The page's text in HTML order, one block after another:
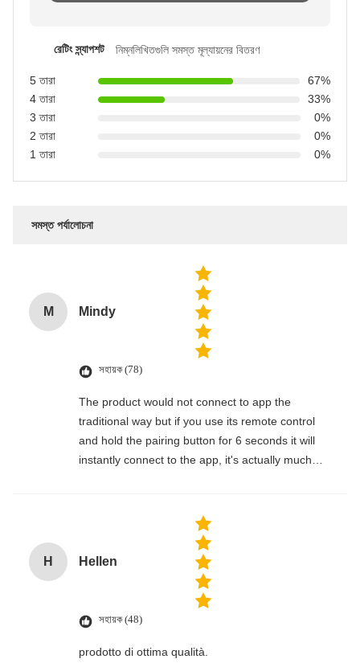
রেটিং স্ন্যাপশট নিম্নলিখিতগুলি সমস্ত মূল্যায়নের বিতরণ
5 তারা
67%
4 তারা
33%
3 তারা
0%
2 তারা
0%
1 তারা
0%
সমস্ত পর্যালোচনা
M Mindy
সহায়ক (78)
The product would not connect to app the
traditional way but if you use its remote control
and hold the pairing button for 6 seconds it will
instantly connect to the app, it's actually much
H Hellen
সহায়ক (48)
prodotto di ottima qualità.